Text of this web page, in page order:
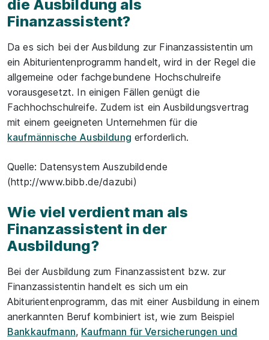
die Ausbildung als
Finanzassistent?
Da es sich bei der Ausbildung zur Finanzassistentin um
ein Abiturientenprogramm handelt, wird in der Regel die
allgemeine oder fachgebundene Hochschulreife
vorausgesetzt. In einigen Fällen genügt die
Fachhochschulreife. Zudem ist ein Ausbildungsvertrag
mit einem geeigneten Unternehmen für die
kaufmännische Ausbildung erforderlich.
Quelle: Datensystem Auszubildende
(http://www.bibb.de/dazubi)
Wie viel verdient man als
Finanzassistent in der
Ausbildung?
Bei der Ausbildung zum Finanzassistent bzw. zur
Finanzassistentin handelt es sich um ein
Abiturientenprogramm, das mit einer Ausbildung in einem
anerkannten Beruf kombiniert ist, wie zum Beispiel
Bankkaufmann, Kaufmann für Versicherungen und